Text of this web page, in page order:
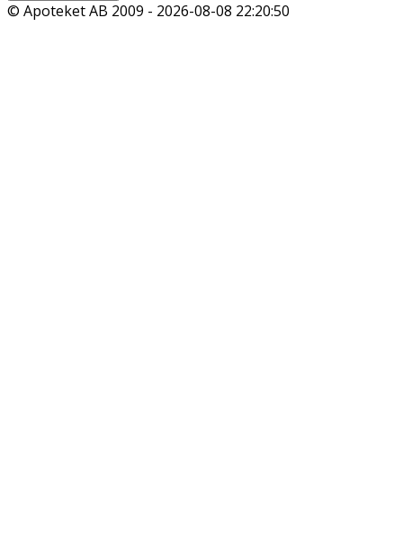
© Apoteket AB 2009 - 2026-08-08 22:20:50